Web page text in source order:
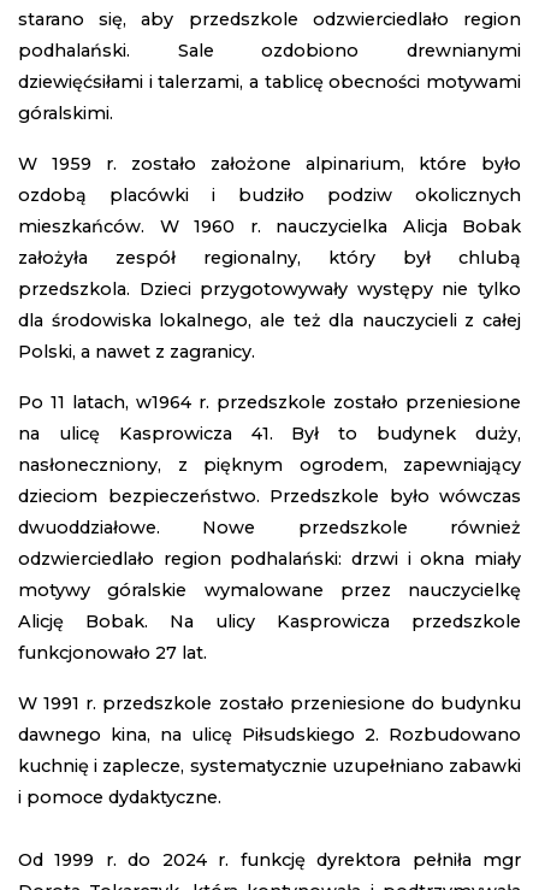
starano się, aby przedszkole odzwierciedlało region
podhalański. Sale ozdobiono drewnianymi
dziewięćsiłami i talerzami, a tablicę obecności motywami
góralskimi.
W 1959 r. zostało założone alpinarium, które było
ozdobą placówki i budziło podziw okolicznych
mieszkańców. W 1960 r. nauczycielka Alicja Bobak
założyła zespół regionalny, który był chlubą
przedszkola. Dzieci przygotowywały występy nie tylko
dla środowiska lokalnego, ale też dla nauczycieli z całej
Polski, a nawet z zagranicy.
Po 11 latach, w1964 r. przedszkole zostało przeniesione
na ulicę Kasprowicza 41. Był to budynek duży,
nasłoneczniony, z pięknym ogrodem, zapewniający
dzieciom bezpieczeństwo. Przedszkole było wówczas
dwuoddziałowe. Nowe przedszkole również
odzwierciedlało region podhalański: drzwi i okna miały
motywy góralskie wymalowane przez nauczycielkę
Alicję Bobak. Na ulicy Kasprowicza przedszkole
funkcjonowało 27 lat.
W 1991 r. przedszkole zostało przeniesione do budynku
dawnego kina, na ulicę Piłsudskiego 2. Rozbudowano
kuchnię i zaplecze, systematycznie uzupełniano zabawki
i pomoce dydaktyczne.
Od 1999 r. do 2024 r. funkcję dyrektora pełniła mgr